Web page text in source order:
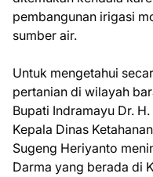
pembangunan irigasi
sumber air.
Untuk mengetahui
pertanian di wilayah
Bupati Indramayu Dr.
Kepala Dinas
Sugeng Heriyanto
Darma yang berada di